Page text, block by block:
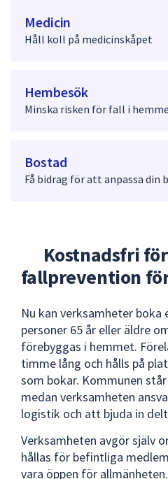
Medicin
Håll koll på medicinskåpet
Hembesök
Minska risken för fall i
Bostad
Få bidrag för att anpassa din
Kostnadsfri
fallprevention
Nu kan verksamheter
personer 65 år eller äldre
förebyggas i hemmet.
timme lång och hålls på
som bokar. Kommunen
medan verksamheten
logistik och att bjuda in
Verksamheten avgör själv
hållas för befintliga
vara öppen för